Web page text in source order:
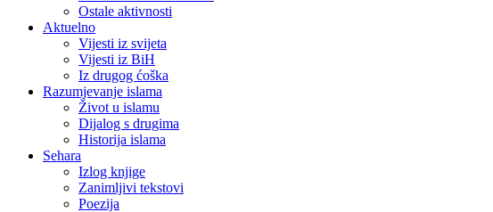
Ostale aktivnosti
Aktuelno
Vijesti iz svijeta
Vijesti iz BiH
Iz drugog ćoška
Razumjevanje islama
Život u islamu
Dijalog s drugima
Historija islama
Sehara
Izlog knjige
Zanimljivi tekstovi
Poezija